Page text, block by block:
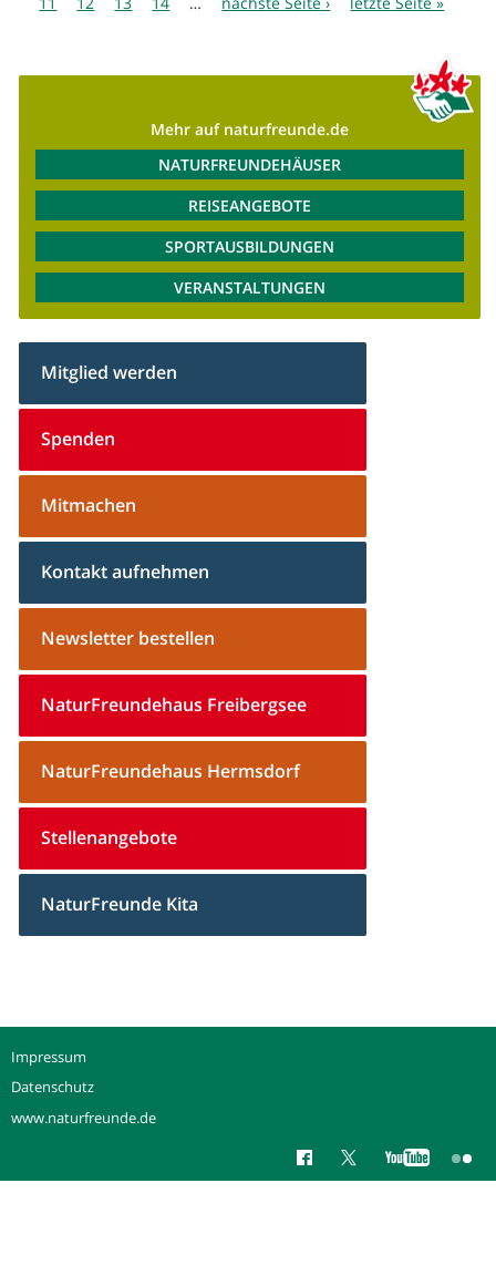
Mehr auf naturfreunde.de
NATURFREUNDEHÄUSER
REISEANGEBOTE
SPORTAUSBILDUNGEN
VERANSTALTUNGEN
Mitglied werden
Spenden
Mitmachen
Kontakt aufnehmen
Newsletter bestellen
NaturFreundehaus Freibergsee
NaturFreundehaus Hermsdorf
Stellenangebote
NaturFreunde Kita
Impressum
Datenschutz
www.naturfreunde.de